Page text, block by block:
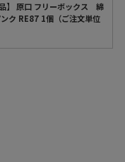
品】 原口 フリーボックス 綿
ク RE87 1個（ご注文単位